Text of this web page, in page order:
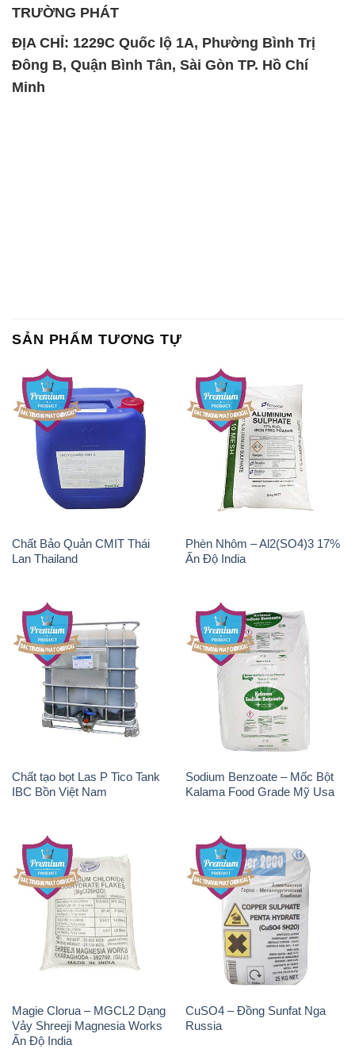
TRƯỜNG PHÁT
ĐỊA CHỈ: 1229C Quốc lộ 1A, Phường Bình Trị
Đông B, Quận Bình Tân, Sài Gòn TP. Hồ Chí
Minh
SẢN PHẨM TƯƠNG TỰ
Chất Bảo Quản CMIT Thái
Lan Thailand
Phèn Nhôm – Al2(SO4)3 17%
Ấn Độ India
Chất tạo bọt Las P Tico Tank
IBC Bồn Việt Nam
Sodium Benzoate – Mốc Bột
Kalama Food Grade Mỹ Usa
Magie Clorua – MGCL2 Dạng
Vảy Shreeji Magnesia Works
Ấn Độ India
CuSO4 – Đồng Sunfat Nga
Russia